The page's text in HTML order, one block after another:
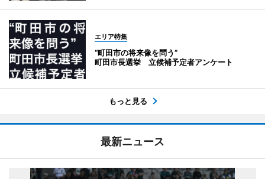
エリア特集
“町田市の将来像を問う”
町田市長選挙 立候補予定者アンケート
もっと見る
最新ニュース